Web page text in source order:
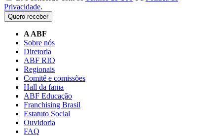
Privacidade.
Quero receber
A ABF
Sobre nós
Diretoria
ABF RIO
Regionais
Comitê e comissões
Hall da fama
ABF Educação
Franchising Brasil
Estatuto Social
Ouvidoria
FAQ